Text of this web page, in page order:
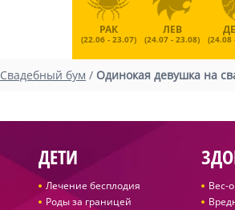
РАК
(22.06 - 23.07)
ЛЕВ
(24.07 - 23.08) (24.08
Свадебный бум / Одинокая девушка на
ДЕТИ
Лечение бесплодия
Роды за границей
Вес-